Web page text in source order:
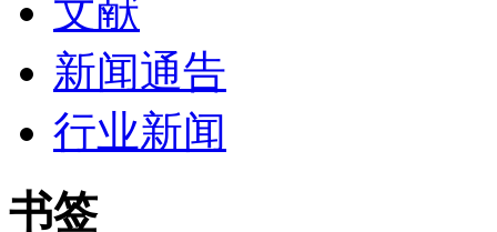
文献
新闻通告
行业新闻
书签